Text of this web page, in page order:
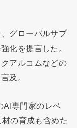
グローバルサプ
化を提言した。
アルコムなどの
及。
AI専門家のレベ
の育成も含めた